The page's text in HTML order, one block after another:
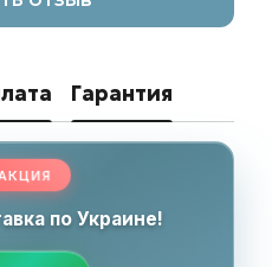
Гарантия
АКЦИЯ
по Украине!